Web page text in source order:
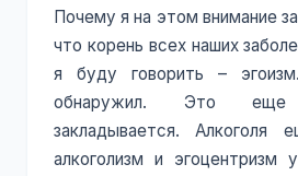
Почему я на этом внимание
что корень всех наших
я буду говорить –
обнаружил. Это
закладывается.
алкоголизм и